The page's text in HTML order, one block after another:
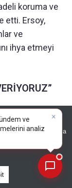
çerez
GDPR kapsamında
koruma ve
etti. Ersoy,
ve
ihya etmeyi
farkında
Kulesi’nin
bu tür
işler ve ortaya
ve